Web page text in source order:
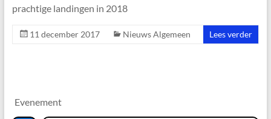
prachtige landingen in 2018
11 december 2017 Nieuws Algemeen Lees verder
Evenement